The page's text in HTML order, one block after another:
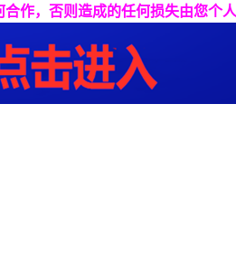
作，否则造成的任何损失由您个人